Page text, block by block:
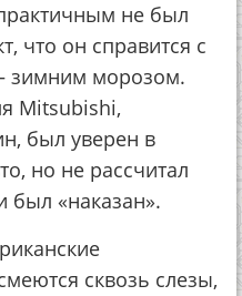
не был
что он справится с
зимним морозом.
Mitsubishi,
был уверен в
но не рассчитал
был «наказан».
сквозь слезы,